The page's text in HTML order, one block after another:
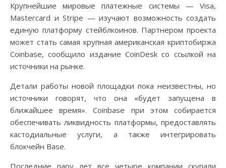
Крупнейшие мировые платежные системы — Visa,
Mastercard и Stripe — изучают возможность создать
единую платформу стейблкоинов. Партнером проекта
может стать самая крупная американская криптобиржа
Coinbase, сообщило издание CoinDesk со ссылкой на
источники на рынке.
Детали работы новой площадки пока неизвестны, но
источники говорят, что она «будет запущена в
ближайшее время». Coinbase при этом собирается
обеспечивать ликвидность платформы, предоставлять
кастодиальные услуги, а также интегрировать
блокчейн Base.